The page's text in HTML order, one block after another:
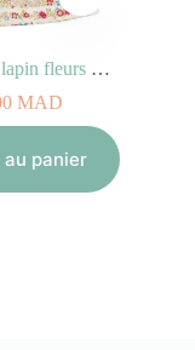
Bavoir ange lapin fleurs Rouges 20 cm
MAD
panier